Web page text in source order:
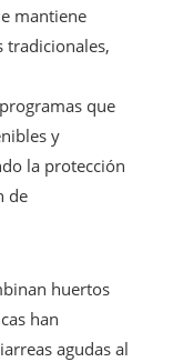
mantiene
tradicionales,
programas que
y
la protección
de
huertos
han
agudas al